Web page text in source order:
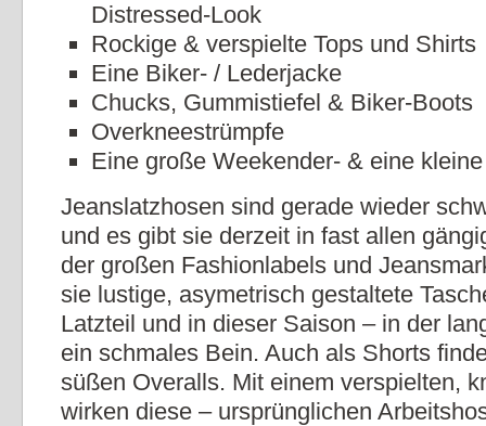
Distressed-Look
Rockige & verspielte Tops und Shirts
Eine Biker- / Lederjacke
Chucks, Gummistiefel & Biker-Boots
Overkneestrümpfe
Eine große Weekender- & eine
Jeanslatzhosen sind gerade wieder
und es gibt sie derzeit in fast allen
der großen Fashionlabels und
sie lustige, asymetrisch gestaltete
Latzteil und in dieser Saison – in der
ein schmales Bein. Auch als Shorts
süßen Overalls. Mit einem verspielten,
wirken diese – ursprünglichen